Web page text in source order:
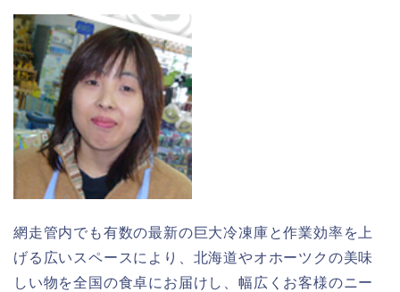
網走管内でも有数の最新の巨大冷凍庫と作業効率を上
げる広いスペースにより、北海道やオホーツクの美味
しい物を全国の食卓にお届けし、幅広くお客様のニー